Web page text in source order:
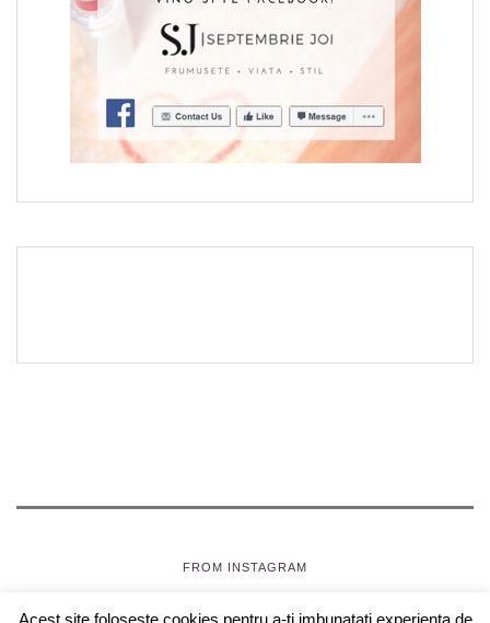
FROM INSTAGRAM
Acest site foloseste cookies pentru a-ti imbunatati experienta de